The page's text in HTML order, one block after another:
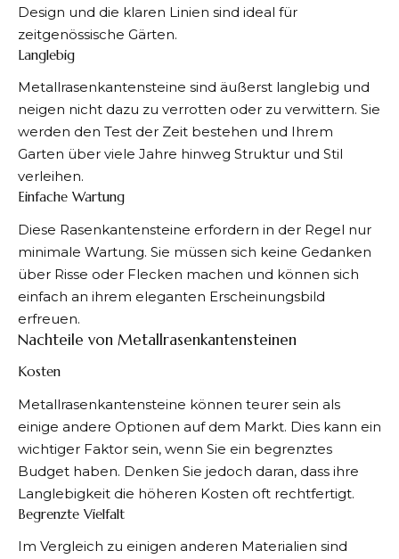
Design und die klaren Linien sind ideal für
zeitgenössische Gärten.
Langlebig
Metallrasenkantensteine sind äußerst langlebig und
neigen nicht dazu zu verrotten oder zu verwittern. Sie
werden den Test der Zeit bestehen und Ihrem
Garten über viele Jahre hinweg Struktur und Stil
verleihen.
Einfache Wartung
Diese Rasenkantensteine erfordern in der Regel nur
minimale Wartung. Sie müssen sich keine Gedanken
über Risse oder Flecken machen und können sich
einfach an ihrem eleganten Erscheinungsbild
erfreuen.
Nachteile von Metallrasenkantensteinen
Kosten
Metallrasenkantensteine können teurer sein als
einige andere Optionen auf dem Markt. Dies kann ein
wichtiger Faktor sein, wenn Sie ein begrenztes
Budget haben. Denken Sie jedoch daran, dass ihre
Langlebigkeit die höheren Kosten oft rechtfertigt.
Begrenzte Vielfalt
Im Vergleich zu einigen anderen Materialien sind